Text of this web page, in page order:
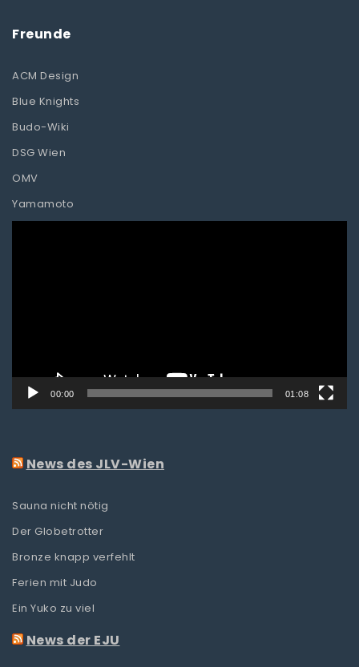
Freunde
ACM Design
Blue Knights
Budo-Wiki
DSG Wien
OMV
Yamamoto
00:00 01:08
News des JLV-Wien
Sauna nicht nötig
Der Globetrotter
Bronze knapp verfehlt
Ferien mit Judo
Ein Yuko zu viel
News der EJU